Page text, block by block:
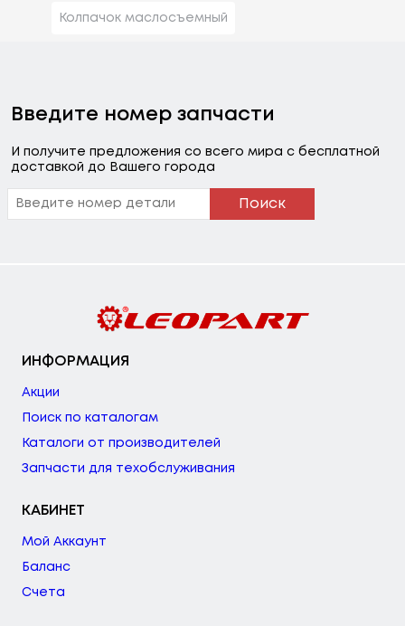
Колпачок маслосъемный
Введите номер запчасти
И получите предложения со всего мира с бесплатной
доставкой до Вашего города
Поиск
ИНФОРМАЦИЯ
Акции
Поиск по каталогам
Каталоги от производителей
Запчасти для техобслуживания
КАБИНЕТ
Мой Аккаунт
Баланс
Счета